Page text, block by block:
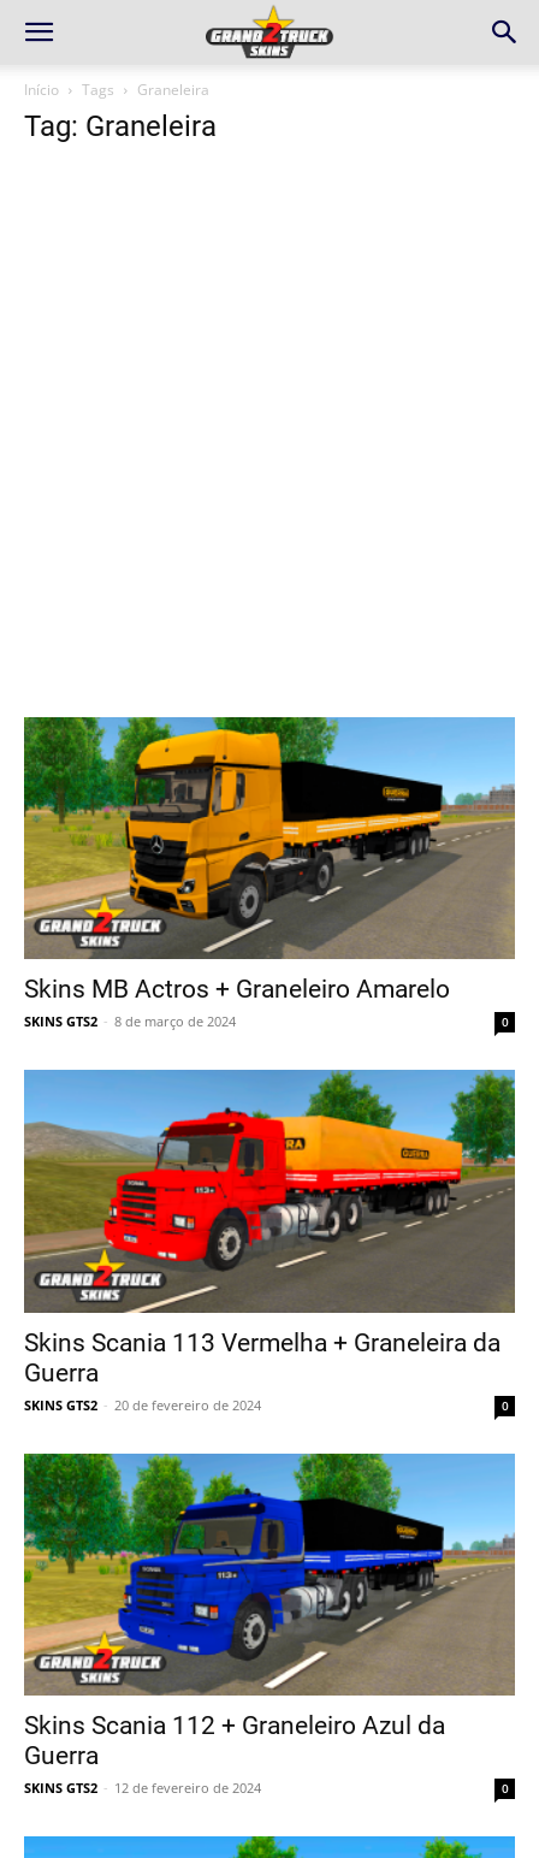
Início Tags Graneleira
Tag: Graneleira
Skins MB Actros + Graneleiro Amarelo
SKINS GTS2 - 8 de março de 2024 0
Skins Scania 113 Vermelha + Graneleira da
Guerra
SKINS GTS2 - 20 de fevereiro de 2024 0
Skins Scania 112 + Graneleiro Azul da
Guerra
SKINS GTS2 - 12 de fevereiro de 2024 0